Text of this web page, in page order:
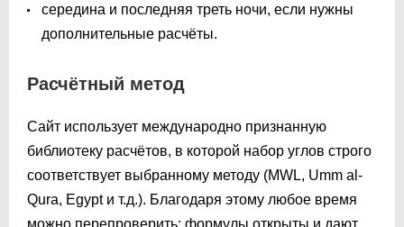
середина и последняя треть ночи, если нужны
дополнительные расчёты.
Расчётный метод
Сайт использует международно признанную
библиотеку расчётов, в которой набор углов строго
соответствует выбранному методу (MWL, Umm al-
Qura, Egypt и т.д.). Благодаря этому любое время
можно перепроверить: формулы открыты и дают